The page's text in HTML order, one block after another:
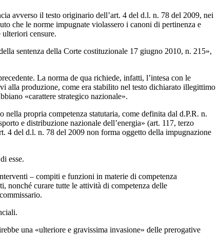
avverso il testo originario dell’art. 4 del d.l. n. 78 del 2009, nei
che le norme impugnate violassero i canoni di pertinenza e
censure.
sentenza della Corte costituzionale 17 giugno 2010, n. 215»,
La norma de qua richiede, infatti, l’intesa con le
alla produzione, come era stabilito nel testo dichiarato illegittimo
«carattere strategico nazionale».
propria competenza statutaria, come definita dal d.P.R. n.
e distribuzione nazionale dell’energia» (art. 117, terzo
4 del d.l. n. 78 del 2009 non forma oggetto della impugnazione
esse.
– compiti e funzioni in materie di competenza
nonché curare tutte le attività di competenza delle
una «ulteriore e gravissima invasione» delle prerogative